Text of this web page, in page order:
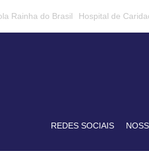
Rainha do Brasil Hospital de
REDES SOCIAIS